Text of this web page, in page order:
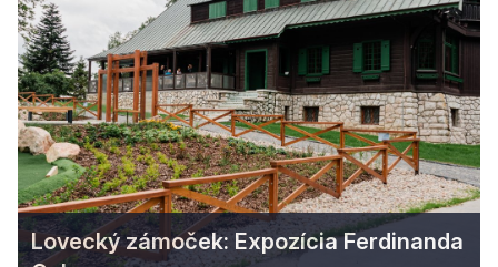
nájdeme v Železníku jedinečné svedectvo
bohatého spoločenského života – kolkáreň s
tančiarňou, ktorá bola kedysi pulzujúcim srdcom
obce.
Zistiť viac
Lovecký zámoček: Expozícia Ferdinanda